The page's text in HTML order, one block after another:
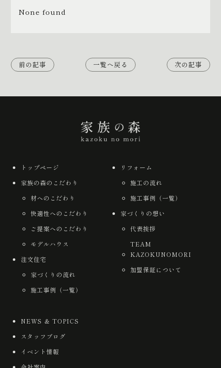
None found
前の記事 一覧へ戻る 次の記事
トップページ
家族の森のこだわり
材へのこだわり
快適性へのこだわり
ご提案へのこだわり
モデルハウス
注文住宅
家づくりの流れ
施工事例（一覧）
リフォーム
施工の流れ
施工事例（一覧）
家づくりの想い
代表挨拶
TEAM
KAZOKUNOMORI
加盟保証について
NEWS ＆ TOPICS
スタッフブログ
イベント情報